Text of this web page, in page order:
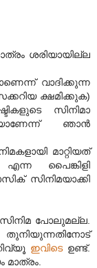
ശരിയായില്ല
വാദിക്കുന്ന
ക്ഷമിക്കുക)
സിനിമാ
ഞാന്‍
മാറ്റിയത്
പൈങ്കിളി
സിനിമയാക്കി
പോലുമല്ല.
തുനിയുന്നതിനോട്
ഇവിടെ ഉണ്ട്.